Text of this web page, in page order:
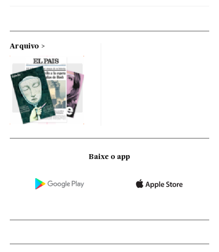
Arquivo
Baixe o app